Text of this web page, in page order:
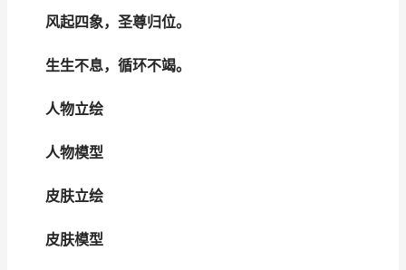
风起四象，圣尊归位。
生生不息，循环不竭。
人物立绘
人物模型
皮肤立绘
皮肤模型